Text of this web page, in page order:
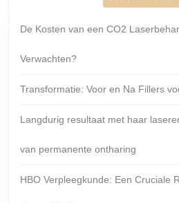
De Kosten van een CO2
Verwachten?
Transformatie: Voor en Na Fillers
Langdurig resultaat met haar
van permanente ontharing
HBO Verpleegkunde: Een Cruciale